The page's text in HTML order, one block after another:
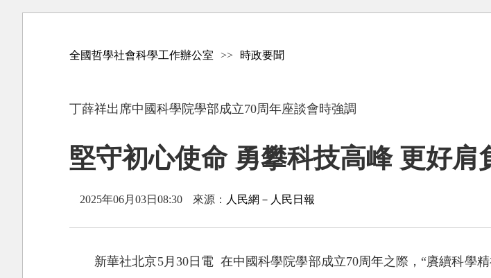
全國哲學社會科學工作辦公室 >> 時政要聞
丁薛祥出席中國科學院學部成立70周年座談會時強調
堅守初心使命 勇攀科技高峰 更好
2025年06月03日08:30 來源： 人民網－人民日報
新華社北京5月30日電 在中國科學院學部成立70周年之際，“賡續科學